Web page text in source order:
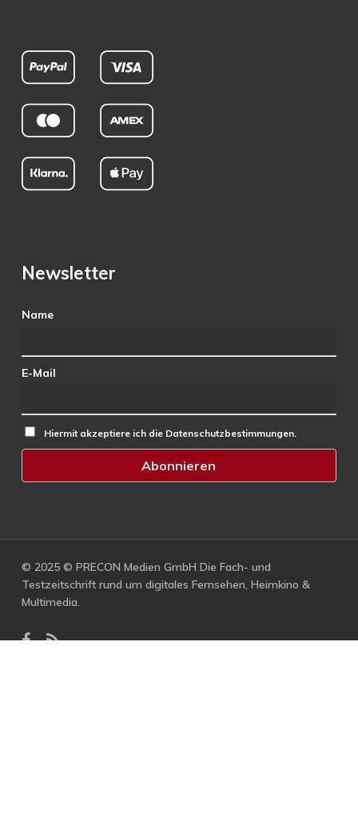
Newsletter
Name
E-Mail
Hiermit akzeptiere ich die Datenschutzbestimmungen.
© 2025 © PRECON Medien GmbH Die Fach- und
Testzeitschrift rund um digitales Fernsehen, Heimkino &
Multimedia.
facebook
RSS